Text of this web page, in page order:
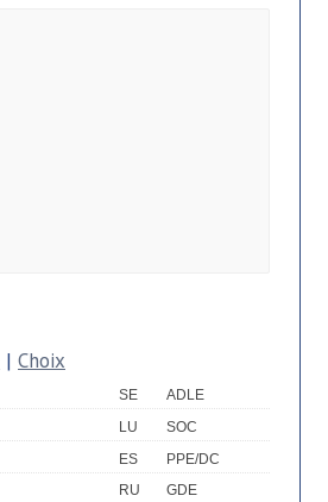
| Choix
SE
ADLE
LU
SOC
ES
PPE/DC
RU
GDE